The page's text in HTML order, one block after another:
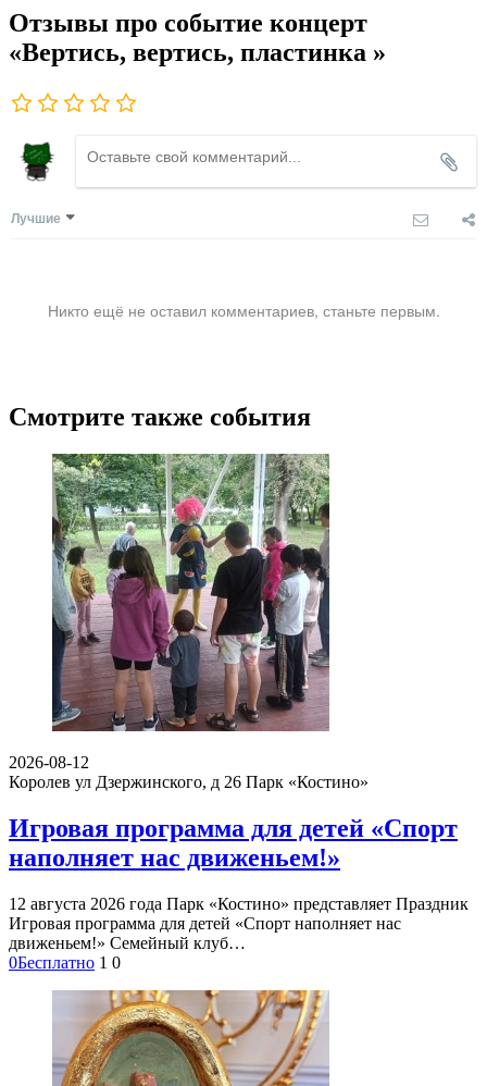
Отзывы про событие концерт
«Вертись, вертись, пластинка »
Лучшие
Никто ещё не оставил комментариев, станьте первым.
Смотрите также события
2026-08-12
Королев ул Дзержинского, д 26 Парк «Костино»
Игровая программа для детей «Спорт
наполняет нас движеньем!»
12 августа 2026 года Парк «Костино» представляет Праздник
Игровая программа для детей «Спорт наполняет нас
движеньем!» Семейный клуб…
0Бесплатно 1 0